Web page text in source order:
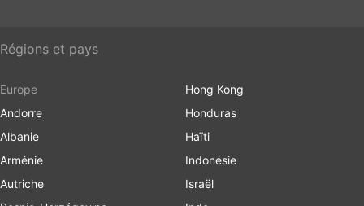
Régions et pays
Europe
Andorre
Albanie
Arménie
Autriche
Hong Kong
Honduras
Haïti
Indonésie
Israël